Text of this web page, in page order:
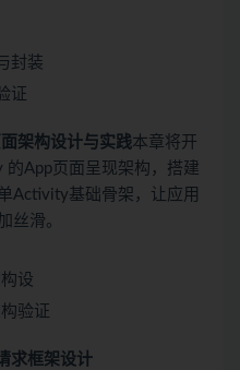
封装
证
架构设计与实践本章将开
App页面呈现架构，搭建
Activity基础骨架，让应用
丝滑。
设
验证
求框架设计